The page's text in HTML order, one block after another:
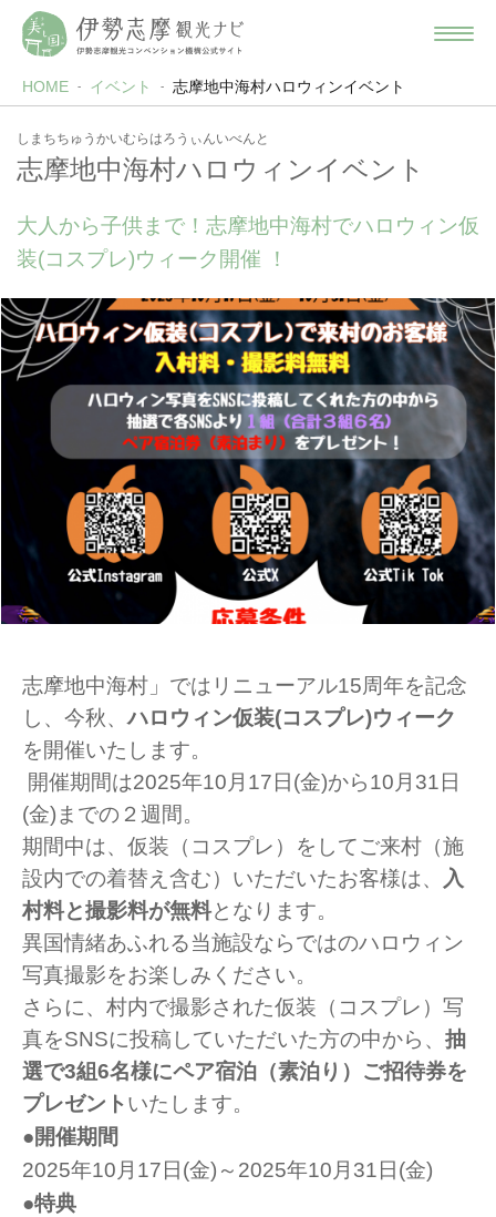
HOME イベント 志摩地中海村ハロウィンイベント
しまちちゅうかいむらはろうぃんいべんと
志摩地中海村ハロウィンイベント
大人から子供まで！志摩地中海村でハロウィン仮
装(コスプレ)ウィーク開催 ！
志摩地中海村」ではリニューアル15周年を記念
し、今秋、ハロウィン仮装(コスプレ)ウィーク
を開催いたします。
開催期間は2025年10月17日(金)から10月31日
(金)までの２週間。
期間中は、仮装（コスプレ）をしてご来村（施
設内での着替え含む）いただいたお客様は、
入
村料と撮影料が無料となります。
異国情緒あふれる当施設ならではのハロウィン
写真撮影をお楽しみください。
さらに、村内で撮影された仮装（コスプレ）写
真をSNSに投稿していただいた方の中から、 抽
選で3組6名様にペア宿泊（素泊り）ご招待券を
プレゼントいたします。
●開催期間
2025年10月17日(金)～2025年10月31日(金)
●特典